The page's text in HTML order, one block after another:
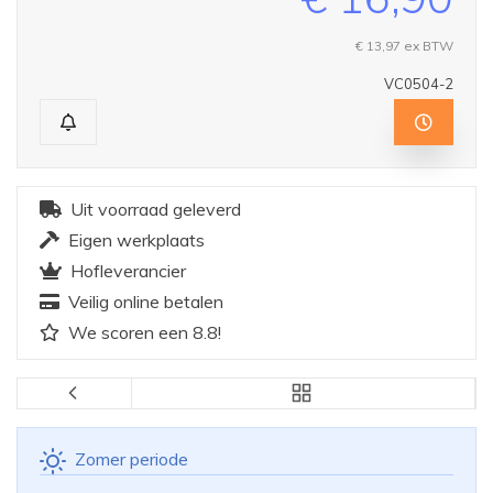
€ 13,97 ex BTW
VC0504-2
Uit voorraad geleverd
Eigen werkplaats
Hofleverancier
Veilig online betalen
We scoren een 8.8!
Zomer periode